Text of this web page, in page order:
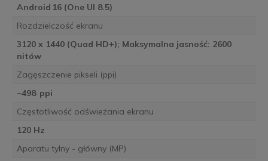
Android 16 (One UI 8.5)
Rozdzielczość ekranu
3120 x 1440 (Quad HD+); Maksymalna jasność: 2600
nitów
Zagęszczenie pikseli (ppi)
~498 ppi
Częstotliwość odświeżania ekranu
120 Hz
Aparatu tylny - główny (MP)